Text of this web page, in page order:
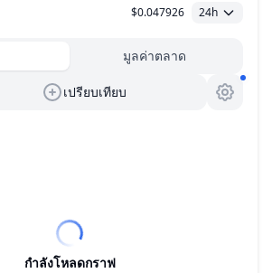
$0.047926 24h
มูลค่าตลาด
เปรียบเทียบ
กำลังโหลดกราฟ